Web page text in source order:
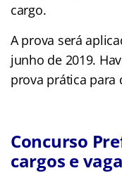
cargo.
A prova será
junho de 2019.
prova prática para
Concurso
cargos e